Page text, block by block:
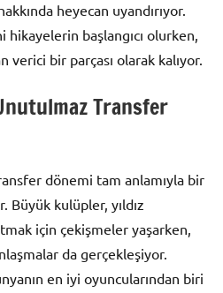
heyecan uyandırıyor.
başlangıcı olurken,
verici bir parçası olarak kalıyor.
Transfer
dönemi tam anlamıyla bir
Büyük kulüpler, yıldız
için çekişmeler yaşarken,
da gerçekleşiyor.
en iyi oyuncularından biri